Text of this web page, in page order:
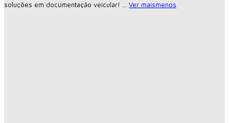
soluções em documentação veicular!
Ver maismenos